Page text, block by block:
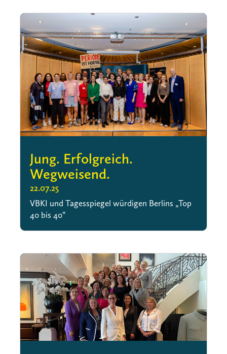
Jung. Erfolgreich.
Wegweisend.
22.07.25
VBKI und Tagesspiegel würdigen Berlins „Top
40 bis 40“